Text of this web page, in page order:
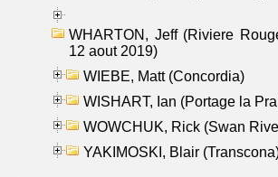
WHARTON, Jeff (Riviere
12 aout 2019)
WIEBE, Matt (Concordia)
WISHART, Ian (Portage la
WOWCHUK, Rick (Swan
YAKIMOSKI, Blair